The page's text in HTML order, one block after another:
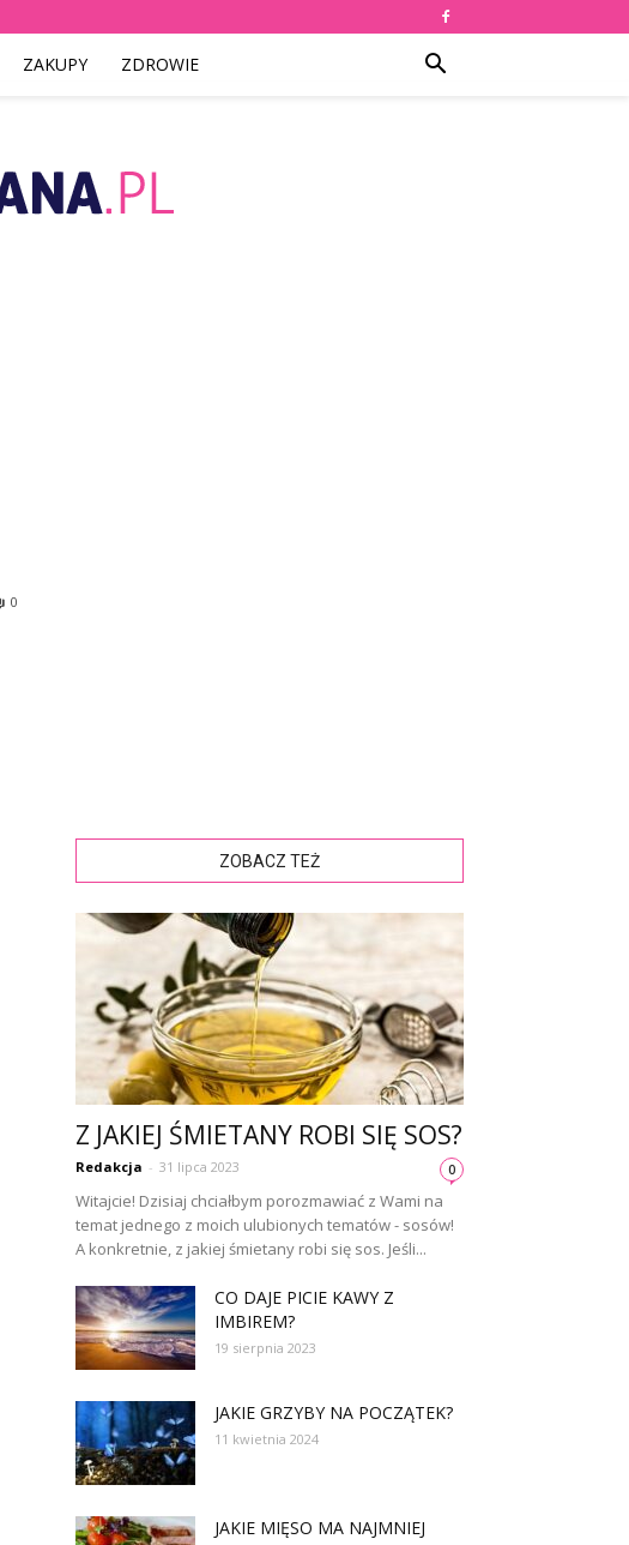
ZAKUPY ZDROWIE
0
ZOBACZ TEŻ
Z JAKIEJ ŚMIETANY ROBI SIĘ SOS?
Redakcja - 31 lipca 2023 0
Witajcie! Dzisiaj chciałbym porozmawiać z Wami na
temat jednego z moich ulubionych tematów - sosów!
A konkretnie, z jakiej śmietany robi się sos. Jeśli...
CO DAJE PICIE KAWY Z
IMBIREM?
19 sierpnia 2023
JAKIE GRZYBY NA POCZĄTEK?
11 kwietnia 2024
JAKIE MIĘSO MA NAJMNIEJ